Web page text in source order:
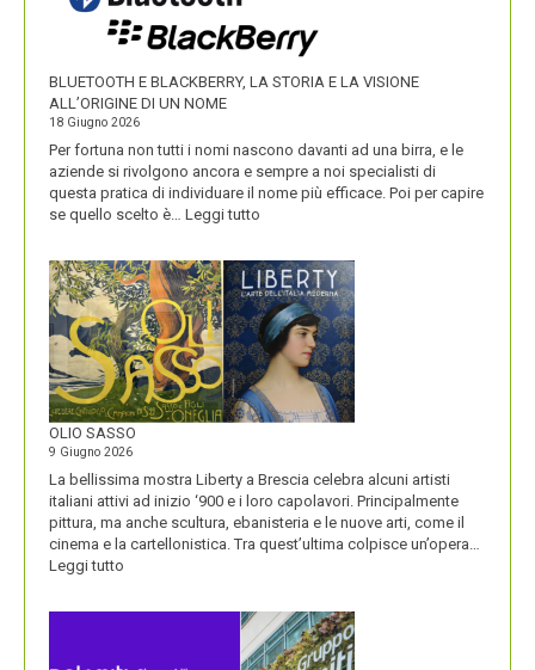
DEI
SUOI
PRODOTTI
BLUETOOTH E BLACKBERRY, LA STORIA E LA VISIONE
ALL’ORIGINE DI UN NOME
18 Giugno 2026
Per fortuna non tutti i nomi nascono davanti ad una birra, e le
aziende si rivolgono ancora e sempre a noi specialisti di
questa pratica di individuare il nome più efficace. Poi per capire
se quello scelto è… Leggi tutto
BLACKBERRY,
LA
STORIA
E
LA
VISIONE
ALL’ORIGINE
DI
NOME
OLIO SASSO
9 Giugno 2026
La bellissima mostra Liberty a Brescia celebra alcuni artisti
italiani attivi ad inizio ‘900 e i loro capolavori. Principalmente
pittura, ma anche scultura, ebanisteria e le nuove arti, come il
cinema e la cartellonistica. Tra quest’ultima colpisce un’opera…
Leggi tutto